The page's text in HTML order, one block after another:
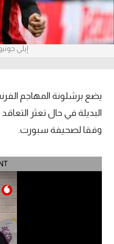
بطولات
الدوري المصري
الدوري الإسباني
الدوري الإيطالي
الدوري السعودي
إيلي
يضع برشلونة المهاجم
البديلة في حال تعثر
وفقا لصحيفة سبورت.